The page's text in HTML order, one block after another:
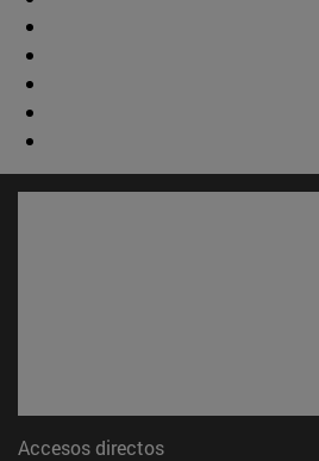
Accesos directos